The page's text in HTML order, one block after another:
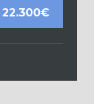
22.300€